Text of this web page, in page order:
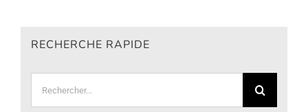
RECHERCHE RAPIDE